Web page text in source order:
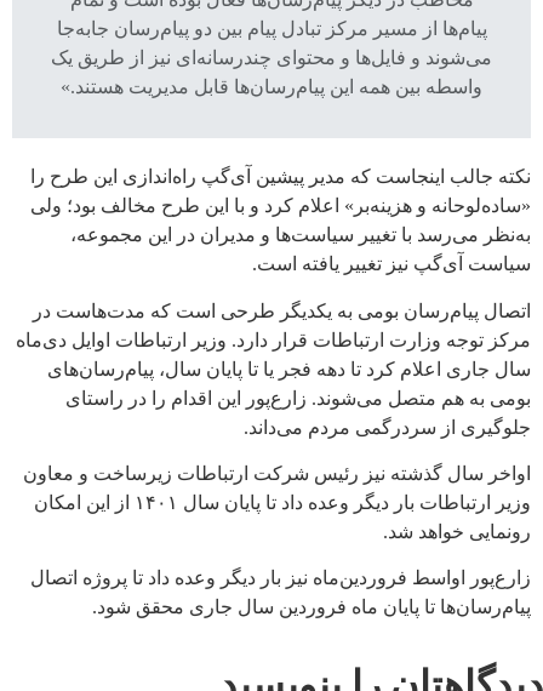
پیام‌ها از مسیر مرکز تبادل پیام بین دو پیام‌رسان جابه‌جا
می‌شوند و فایل‌ها و محتوای چندرسانه‌ای نیز از طریق یک
واسطه بین همه این پیام‌رسان‌ها قابل مدیریت هستند.»
نکته جالب اینجاست که مدیر پیشین آی‌گپ راه‌اندازی این طرح را
«ساده‌لوحانه و هزینه‌بر» اعلام کرد و با این طرح مخالف بود؛ ولی
به‌نظر می‌رسد با تغییر سیاست‌ها و مدیران در این مجموعه،
سیاست آی‌گپ نیز تغییر یافته است.
اتصال پیام‌رسان بومی به یکدیگر طرحی است که مدت‌هاست در
مرکز توجه وزارت ارتباطات قرار دارد. وزیر ارتباطات اوایل دی‌ماه
سال جاری اعلام کرد تا دهه فجر یا تا پایان سال، پیام‌رسان‌های
بومی به هم متصل می‌شوند. زارع‌پور این اقدام را در راستای
جلوگیری از سردرگمی مردم می‌داند.
اواخر سال گذشته نیز رئیس شرکت ارتباطات زیرساخت و معاون
وزیر ارتباطات بار دیگر وعده داد تا پایان سال ۱۴۰۱ از این امکان
رونمایی خواهد شد.
زارع‌پور اواسط فروردین‌ماه نیز بار دیگر وعده داد تا پروژه اتصال
پیام‌رسان‌ها تا پایان ماه فروردین سال جاری محقق شود.